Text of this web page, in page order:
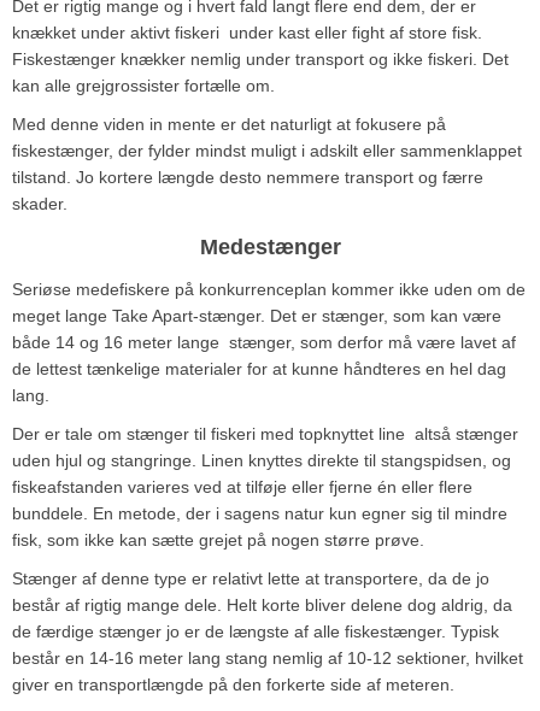
Det er rigtig mange og i hvert fald langt flere end dem, der er
knækket under aktivt fiskeri ­ under kast eller fight af store fisk.
Fiskestænger knækker nemlig under transport og ikke fiskeri. Det
kan alle grejgrossister fortælle om.
Med denne viden in mente er det naturligt at fokusere på
fiskestænger, der fylder mindst muligt i adskilt eller sammenklappet
tilstand. Jo kortere længde desto nemmere transport og færre
skader.
Medestænger
Seriøse medefiskere på konkurrenceplan kommer ikke uden om de
meget lange Take Apart-stænger. Det er stænger, som kan være
både 14 og 16 meter lange ­ stænger, som derfor må være lavet af
de lettest tænkelige materialer for at kunne håndteres en hel dag
lang.
Der er tale om stænger til fiskeri med topknyttet line ­ altså stænger
uden hjul og stangringe. Linen knyttes direkte til stangspidsen, og
fiskeafstanden varieres ved at tilføje eller fjerne én eller flere
bunddele. En metode, der i sagens natur kun egner sig til mindre
fisk, som ikke kan sætte grejet på nogen større prøve.
Stænger af denne type er relativt lette at transportere, da de jo
består af rigtig mange dele. Helt korte bliver delene dog aldrig, da
de færdige stænger jo er de længste af alle fiskestænger. Typisk
består en 14-16 meter lang stang nemlig af 10-12 sektioner, hvilket
giver en transportlængde på den forkerte side af meteren.